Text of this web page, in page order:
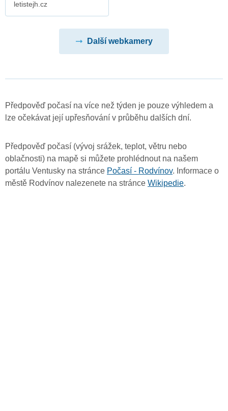
letistejh.cz
Další webkamery
Předpověď počasí na více než týden je pouze výhledem a
lze očekávat její upřesňování v průběhu dalších dní.
Předpověď počasí (vývoj srážek, teplot, větru nebo
oblačnosti) na mapě si můžete prohlédnout na našem
portálu Ventusky na stránce Počasí - Rodvínov. Informace o
městě Rodvínov nalezenete na stránce Wikipedie.